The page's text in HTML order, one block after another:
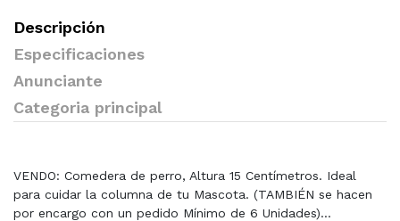
Descripción
Especificaciones
Anunciante
Categoria principal
VENDO: Comedera de perro, Altura 15 Centímetros. Ideal
para cuidar la columna de tu Mascota. (TAMBIÉN se hacen
por encargo con un pedido Mínimo de 6 Unidades)...